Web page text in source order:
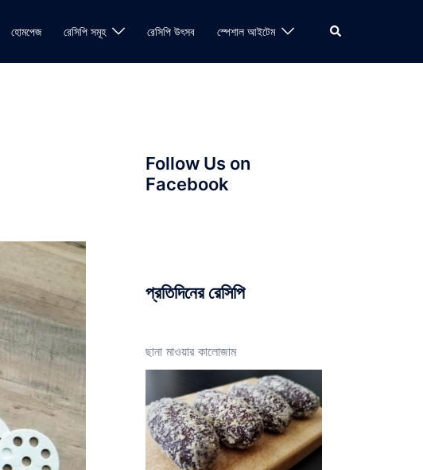
হোমপেজ রেসিপি সমূহ রেসিপি উৎসব স্পেশাল আইটেম Search
Follow Us on
Facebook
প্রতিদিনের রেসিপি
ছানা মাওয়ার কালোজাম